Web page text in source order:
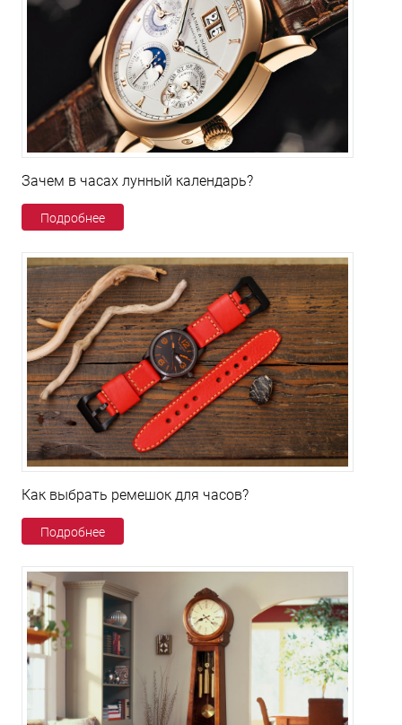
Зачем в часах лунный календарь?
Подробнее
Как выбрать ремешок для часов?
Подробнее